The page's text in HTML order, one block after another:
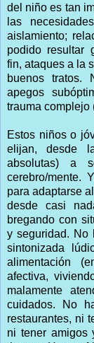
del niño es tan
las
aislamiento;
podido resultar
fin, ataques a la
buenos tratos.
apegos
trauma complejo
Estos niños o
elijan, desde
absolutas) a
cerebro/mente.
para adaptarse
desde casi
bregando con
y seguridad. No
sintonizada
alimentación
afectiva,
malamente
cuidados. No
restaurantes, ni
ni tener amigos